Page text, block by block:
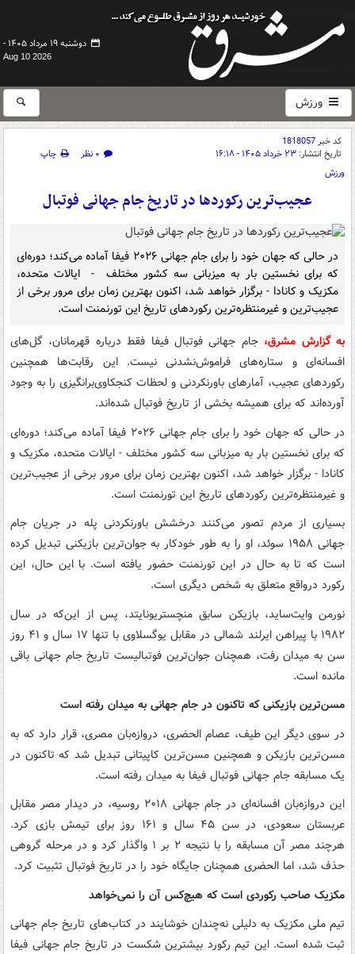
دوشنبه ۱۹ مرداد ۱۴۰۵ -
Aug 10 2026
ورزش
کد خبر1818057
تاریخ انتشار: ۲۳ خرداد ۱۴۰۵ - ۱۶:۱۸ ۰ نظر
چاپ
ورزش
عجیب‌ترین رکوردها در تاریخ جام جهانی فوتبال
در حالی که جهان خود را برای جام جهانی ۲۰۲۶ فیفا آماده می‌کند؛ دوره‌ای
که برای نخستین بار به میزبانی سه کشور مختلف - ایالات متحده،
مکزیک و کانادا - برگزار خواهد شد، اکنون بهترین زمان برای مرور برخی از
عجیب‌ترین و غیرمنتظره‌ترین رکوردهای تاریخ این تورنمنت است.
به گزارش مشرق، جام جهانی فوتبال فیفا فقط درباره قهرمانان، گل‌های
افسانه‌ای و ستاره‌های فراموش‌نشدنی نیست. این رقابت‌ها همچنین
رکوردهای عجیب، آمارهای باورنکردنی و لحظات کنجکاوی‌برانگیزی را به وجود
آورده‌اند که برای همیشه بخشی از تاریخ فوتبال شده‌اند.
در حالی که جهان خود را برای جام جهانی ۲۰۲۶ فیفا آماده می‌کند؛ دوره‌ای
که برای نخستین بار به میزبانی سه کشور مختلف - ایالات متحده، مکزیک و
کانادا - برگزار خواهد شد، اکنون بهترین زمان برای مرور برخی از عجیب‌ترین
و غیرمنتظره‌ترین رکوردهای تاریخ این تورنمنت است.
بسیاری از مردم تصور می‌کنند درخشش باورنکردنی پله در جریان جام
جهانی ۱۹۵۸ سوئد، او را به طور خودکار به جوان‌ترین بازیکنی تبدیل کرده
است که تا به حال در این تورنمنت حضور یافته است. با این حال، این
رکورد درواقع متعلق به شخص دیگری است.
نورمن وایت‌ساید، بازیکن سابق منچستریونایتد، پس از این‌که در سال
۱۹۸۲ با پیراهن ایرلند شمالی در مقابل یوگسلاوی با تنها ۱۷ سال و ۴۱ روز
سن به میدان رفت، همچنان جوان‌ترین فوتبالیست تاریخ جام جهانی باقی
مانده است.
مسن‌ترین بازیکنی که تاکنون در جام جهانی به میدان رفته است
در سوی دیگر این طیف، عصام الحضری، دروازه‌بان مصری، قرار دارد که به
مسن‌ترین بازیکن و همچنین مسن‌ترین کاپیتانی تبدیل شد که تاکنون در
یک مسابقه جام جهانی فوتبال فیفا به میدان رفته است.
این دروازه‌بان افسانه‌ای در جام جهانی ۲۰۱۸ روسیه، در دیدار مصر مقابل
عربستان سعودی، در سن ۴۵ سال و ۱۶۱ روز برای تیمش بازی کرد.
هرچند مصر آن مسابقه را با نتیجه ۲ بر ۱ واگذار کرد و در مرحله گروهی
حذف شد، اما الحضری همچنان جایگاه خود را در تاریخ فوتبال تثبیت کرد.
مکزیک صاحب رکوردی است که هیچ‌کس آن را نمی‌خواهد
تیم ملی مکزیک به دلیلی نه‌چندان خوشایند در کتاب‌های تاریخ جام جهانی
ثبت شده است. این تیم رکورد بیشترین شکست در تاریخ جام جهانی فیفا